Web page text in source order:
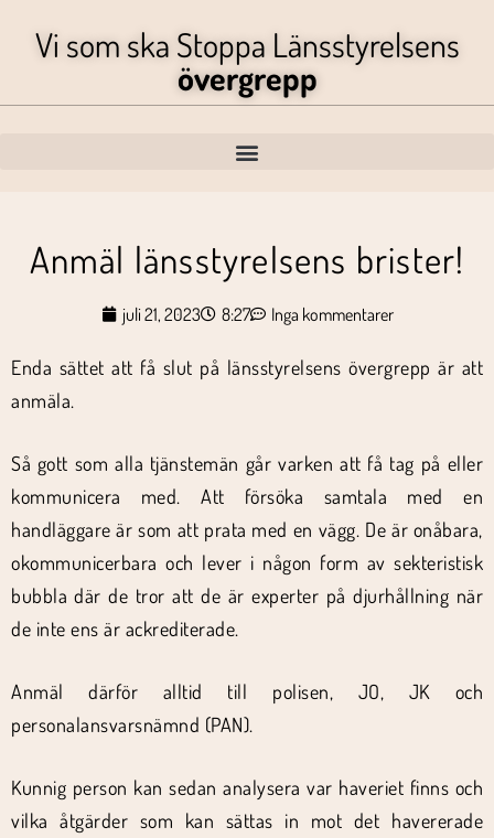
Vi som ska Stoppa Länsstyrelsens
övergrepp
Anmäl länsstyrelsens brister!
juli 21, 2023 8:27 Inga kommentarer
Enda sättet att få slut på länsstyrelsens övergrepp är att
anmäla.
Så gott som alla tjänstemän går varken att få tag på eller
kommunicera med. Att försöka samtala med en
handläggare är som att prata med en vägg. De är onåbara,
okommunicerbara och lever i någon form av sekteristisk
bubbla där de tror att de är experter på djurhållning när
de inte ens är ackrediterade.
Anmäl därför alltid till polisen, JO, JK och
personalansvarsnämnd (PAN).
Kunnig person kan sedan analysera var haveriet finns och
vilka åtgärder som kan sättas in mot det havererade